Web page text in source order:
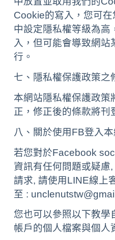
Cookie的寫入，您可
中設定隱私權等級為高
入，但可能會導致網站
行。
七、隱私權保護政策之
本網站隱私權保護政策
正，修正後的條款將刊
八、關於使用FB登入
若您對於Facebook
資訊有任何問題或疑慮
請求, 請使用LINE線上
至 :
您也可以參照以下教
帳戶的個人檔案與個人